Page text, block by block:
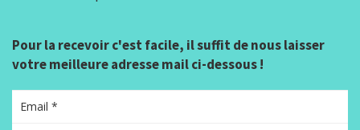
Pour la recevoir c'est facile, il suffit de nous laisser
votre meilleure adresse mail ci-dessous !